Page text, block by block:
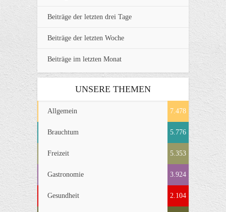
Beiträge der letzten drei Tage
Beiträge der letzten Woche
Beiträge im letzten Monat
UNSERE THEMEN
Allgemein 7.478
Brauchtum 5.776
Freizeit 5.353
Gastronomie 3.924
Gesundheit 2.104